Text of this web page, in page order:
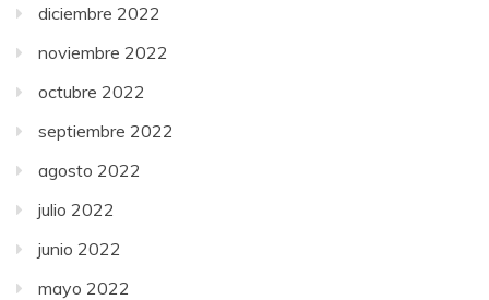
diciembre 2022
noviembre 2022
octubre 2022
septiembre 2022
agosto 2022
julio 2022
junio 2022
mayo 2022